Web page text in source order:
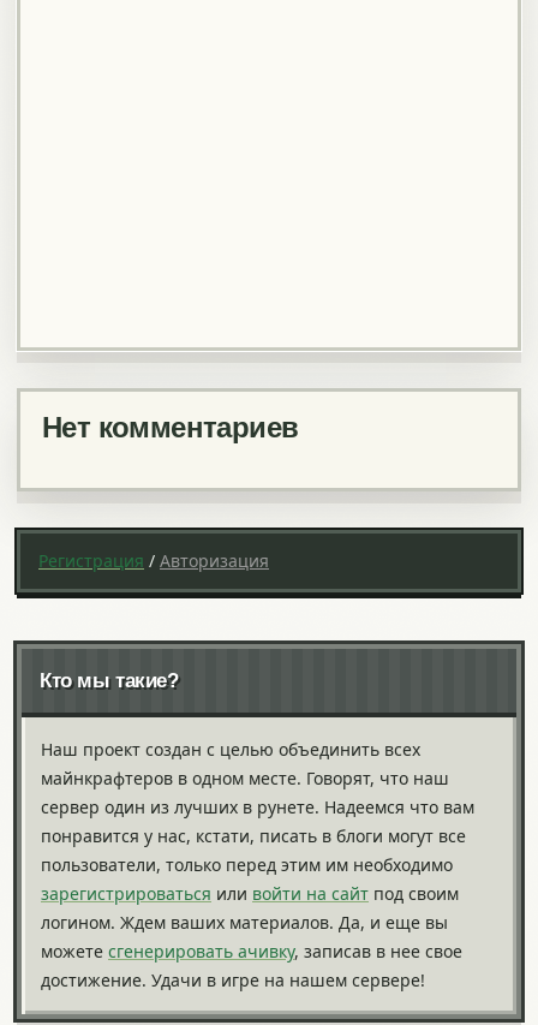
Нет комментариев
Регистрация / Авторизация
Кто мы такие?
Наш проект создан с целью объединить всех
майнкрафтеров в одном месте. Говорят, что наш
сервер один из лучших в рунете. Надеемся что вам
понравится у нас, кстати, писать в блоги могут все
пользователи, только перед этим им необходимо
зарегистрироваться или войти на сайт под своим
логином. Ждем ваших материалов. Да, и еще вы
можете сгенерировать ачивку, записав в нее свое
достижение. Удачи в игре на нашем сервере!